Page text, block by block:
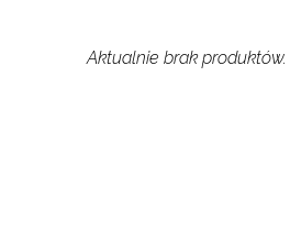
Aktualnie brak produktów.